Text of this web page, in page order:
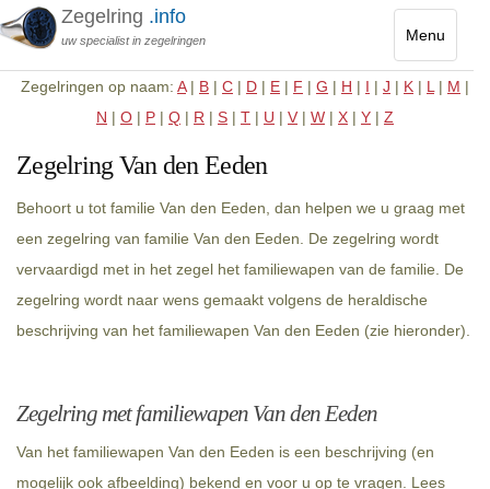
Menu
Toggle
Zegelring .info
uw specialist in zegelringen
Zegelringen op naam: A| B | C | D | E | F | G | H | I | J | K | L | M |
N | O | P | Q | R | S | T | U | V | W | X | Y | Z
Zegelring Van den Eeden
Behoort u tot familie Van den Eeden, dan helpen we u graag met
een zegelring van familie Van den Eeden. De zegelring wordt
vervaardigd met in het zegel het familiewapen van de familie. De
zegelring wordt naar wens gemaakt volgens de heraldische
beschrijving van het familiewapen Van den Eeden (zie hieronder).
Zegelring met familiewapen Van den Eeden
Van het familiewapen Van den Eeden is een beschrijving (en
mogelijk ook afbeelding) bekend en voor u op te vragen. Lees